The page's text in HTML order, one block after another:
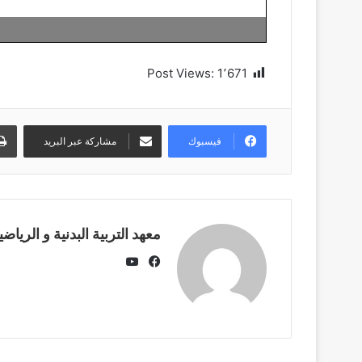
Post Views: 1٬671
فيسبوك مشاركة عبر البريد
معهد التربية البدنية و